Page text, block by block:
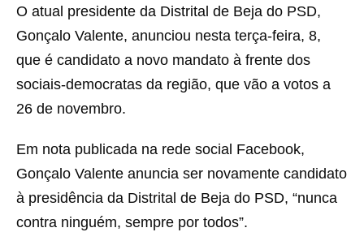
O atual presidente da Distrital de Beja do PSD,
Gonçalo Valente, anunciou nesta terça-feira, 8,
que é candidato a novo mandato à frente dos
sociais-democratas da região, que vão a votos a
26 de novembro.
Em nota publicada na rede social Facebook,
Gonçalo Valente anuncia ser novamente candidato
à presidência da Distrital de Beja do PSD, “nunca
contra ninguém, sempre por todos”.